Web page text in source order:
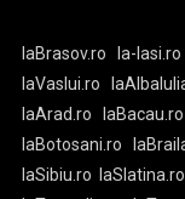
laBrasov.ro la-Iasi.ro
laVaslui.ro
laArad.ro
laBacau.ro
laBotosani.ro
laSibiu.ro
laSlatina.ro